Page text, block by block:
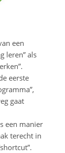
een
leren” als
eerste
gaat
een manier
terecht in